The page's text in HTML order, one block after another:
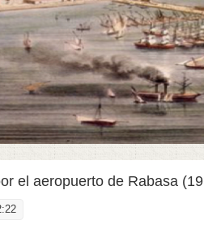
el aeropuerto de Rabasa